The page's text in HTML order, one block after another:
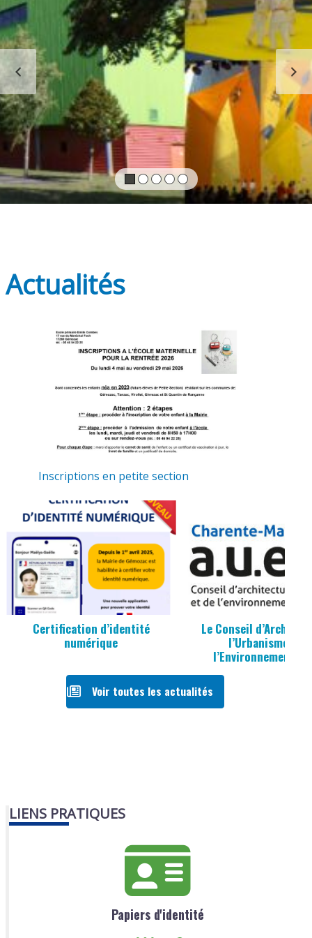
PRÉCÉDENT
Actualités
Inscriptions en petite section
Certification d’identité
numérique
Le Conseil
l’Urbanisme et
l’Environnement
Voir toutes les actualités
LIENS PRATIQUES
Papiers d'identité